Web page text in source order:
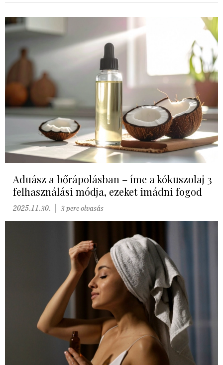
Aduász a bőrápolásban – íme a kókuszolaj 3
felhasználási módja, ezeket imádni fogod
2025.11.30. 3 perc olvasás